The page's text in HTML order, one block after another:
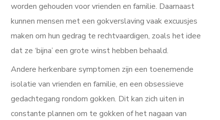
worden gehouden voor vrienden en familie. Daarnaast
kunnen mensen met een gokverslaving vaak excuusjes
maken om hun gedrag te rechtvaardigen, zoals het idee
dat ze ‘bijna’ een grote winst hebben behaald.
Andere herkenbare symptomen zijn een toenemende
isolatie van vrienden en familie, en een obsessieve
gedachtegang rondom gokken. Dit kan zich uiten in
constante plannen om te gokken of het nagaan van